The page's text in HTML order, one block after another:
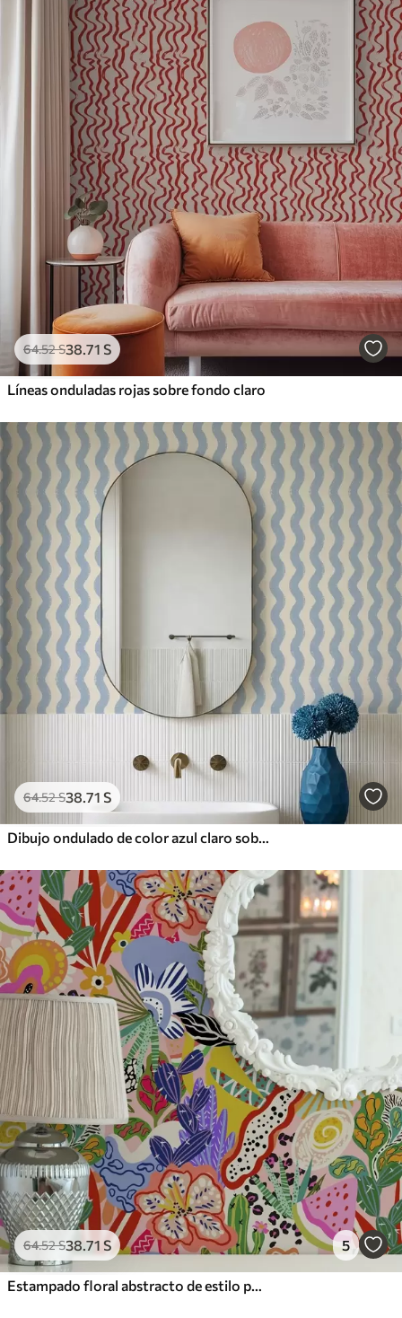
.3395.00S/m²
Vinilo Premium
.00105.00 S/m²
64.52S38.71 S
Líneas onduladas rojas sobre fondo claro
64.52S38.71 S
Dibujo ondulado de color azul claro sobre fondo claro
64.52S38.71 S 5
Estampado floral abstracto de estilo pop art